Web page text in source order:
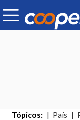
Tópicos: País